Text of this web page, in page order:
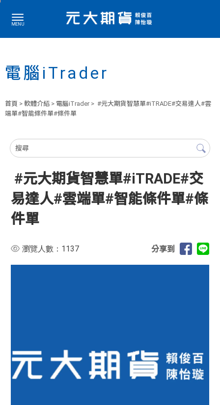
電腦iTrader
首頁 > 軟體介紹 > 電腦iTrader > #元大期貨智慧單#iTRADE#交易達人#雲
端單#智能條件單#條件單
#元大期貨智慧單#iTRADE#交
易達人#雲端單#智能條件單#條
件單
分享到
瀏覽人數： 1137